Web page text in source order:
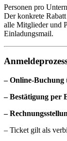
Personen pro
Der konkrete
alle Mitglieder und
Einladungsmail.
– Online-Buchung
– Bestätigung per
–
– Ticket gilt als